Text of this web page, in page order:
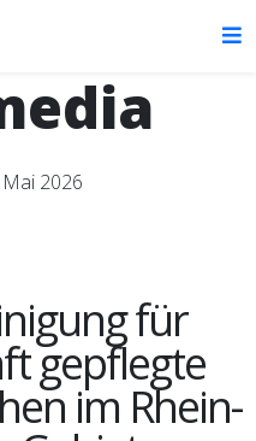
2026
für
gepflegte
im Rhein-